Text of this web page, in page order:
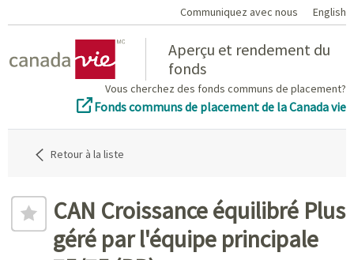
Communiquez avec nous English
Aperçu et rendement du
fonds
Vous cherchez des fonds communs de placement?
Fonds communs de placement de la Canada vie
Retour à la liste
CAN Croissance équilibré Plus
géré par l'équipe principale